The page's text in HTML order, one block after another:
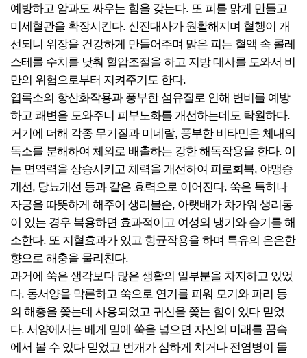
예방하고 암과도 싸우는 힘을 갖는다. 또 피를 맑게 만들고
미세혈관을 확장시킨다. 신진대사가 원활해지며 혈행이 개
선되니 위장을 건강하게 만들어주며 맑은 피는 혈액 속 콜레
스테롤 수치를 낮춰 혈압조절을 하고 지방 대사를 도와서 비
만의 위험으로부터 지켜주기도 한다.
엽록소의 항산화작용과 풍부한 섬유질로 인해 변비를 예방
하고 쾌변을 도와주니 피부노화를 개선하는데도 탁월하다.
거기에 더해 각종 무기질과 미네랄, 풍부한 비타민은 체내의
독소를 분해하여 체외로 배출하는 강한 해독작용을 한다. 이
는 면역력을 상승시키고 체력을 개선하여 피로회복, 야맹증
개선, 당뇨개선 등과 같은 효력으로 이어진다. 쑥은 특히나
자궁을 따뜻하게 해주어 생리불순, 아랫배가 차가워 생리통
이 있는 경우 복용하면 효과적이고 여성의 냉기와 습기를 해
소한다. 또 지혈효과가 있고 항균작용을 하며 특유의 은은한
향으로 해충을 물리친다.
과거에 쑥은 생각보다 많은 생활의 일부분을 차지하고 있었
다. 동서양을 막론하고 쑥으로 연기를 피워 모기와 파리 등
의 해충을 쫓는데 사용되었고 귀신을 쫓는 힘이 있다 믿었
다. 서양에서는 베게 밑에 쑥을 넣으면 자신의 미래를 꿈속
에서 볼 수 있다 믿었고 번개가 심하게 치거나 전염병이 돌